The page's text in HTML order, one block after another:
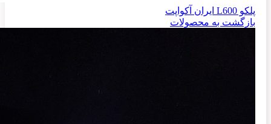
پلکو L600 ایران آکواپت
بازگشت به محصولات